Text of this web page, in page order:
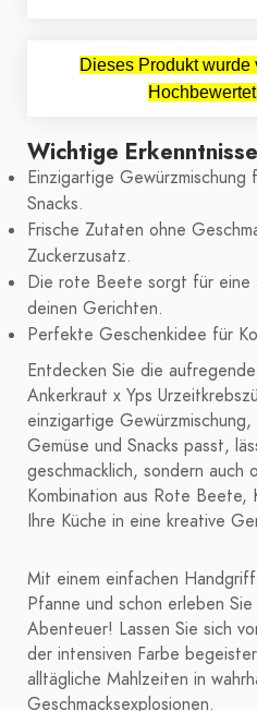
Dieses Produkt
Wichtige Erkenntnisse
Einzigartige Gewürzmischung
Snacks.
Frische Zutaten ohne
Zuckerzusatz.
Die rote Beete sorgt für eine
deinen Gerichten.
Perfekte Geschenkidee für
Entdecken Sie die
Ankerkraut x Yps
einzigartige
Gemüse und Snacks passt,
geschmacklich, sondern auch
Kombination aus Rote Beete,
Ihre Küche in eine kreative
Mit einem einfachen
Pfanne und schon erleben
Abenteuer! Lassen Sie sich
der intensiven Farbe
alltägliche Mahlzeiten in
Geschmacksexplosionen.